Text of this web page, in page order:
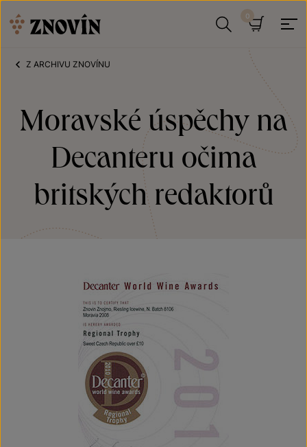
Hledat
Z ARCHIVU ZNOVÍNU
Moravské úspěchy na
Decanteru očima
britských redaktorů